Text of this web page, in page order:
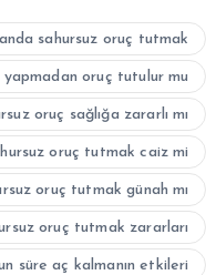
sahursuz oruç tutmak
yapmadan oruç tutulur mu
oruç sağlığa zararlı mı
oruç tutmak caiz mi
oruç tutmak günah mı
oruç tutmak zararları
süre aç kalmanın etkileri